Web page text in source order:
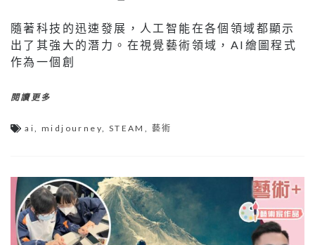
隨著科技的迅速發展，人工智能在各個領域都顯示
出了其強大的潛力。在視覺藝術領域，AI繪圖程式
作為一個創
閱讀更多
ai,midjourney, STEAM , 藝術